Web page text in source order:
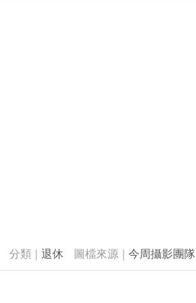
退休 今周攝影團隊